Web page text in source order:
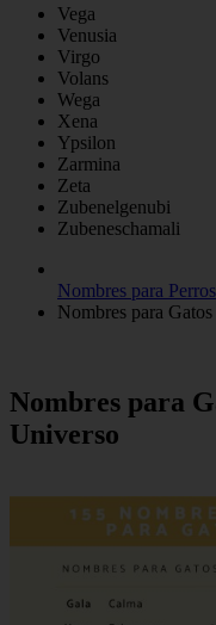
Vega
Venusia
Virgo
Volans
Wega
Xena
Ypsilon
Zarmina
Zeta
Zubenelgenubi
Zubeneschamali
Nombres para Perros
Nombres para
Nombres para
Universo